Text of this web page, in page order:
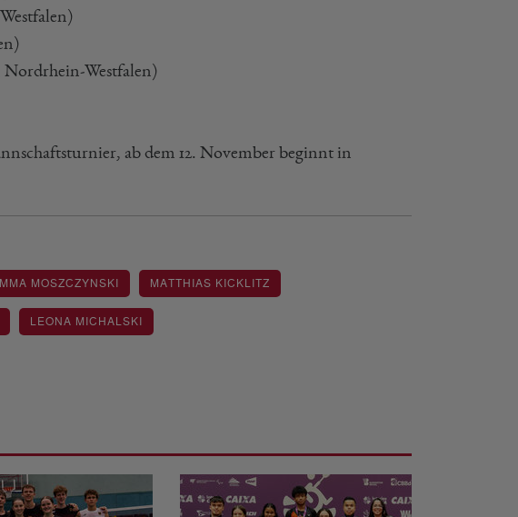
Nordrhein-Westfalen)
ab dem 12. November beginnt in
MOSZCZYNSKI MATTHIAS KICKLITZ
LEONA MICHALSKI